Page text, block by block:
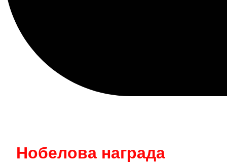
Нобелова награда